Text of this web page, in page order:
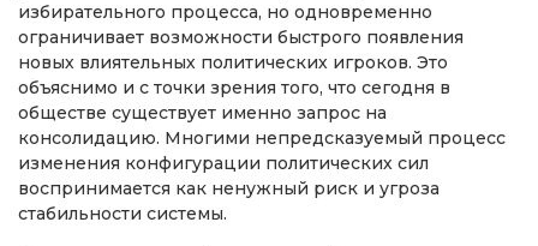
избирательного процесса, но одновременно
ограничивает возможности быстрого появления
новых влиятельных политических игроков. Это
объяснимо и с точки зрения того, что сегодня в
обществе существует именно запрос на
консолидацию. Многими непредсказуемый процесс
изменения конфигурации политических сил
воспринимается как ненужный риск и угроза
стабильности системы.